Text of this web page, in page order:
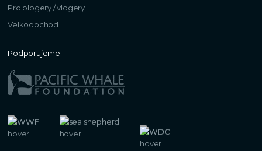
Pro blogery / vlogery
Velkoobchod
Podporujeme: